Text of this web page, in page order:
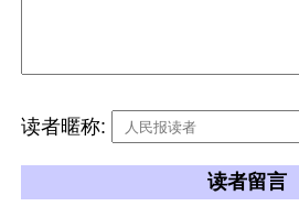
读者暱称:
读者留言